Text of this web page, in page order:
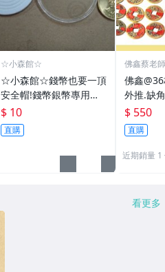
☆小森館☆
☆小森館☆錢幣也要一頂
安全帽!錢幣銀幣專用透
明壓克力盒收納保護盒.1
枚10元~11
$ 10
直購
佛鑫蔡老
佛鑫
外推.缺
雙碩士
加持/附
$ 550
直購
近期銷量 1
看更多